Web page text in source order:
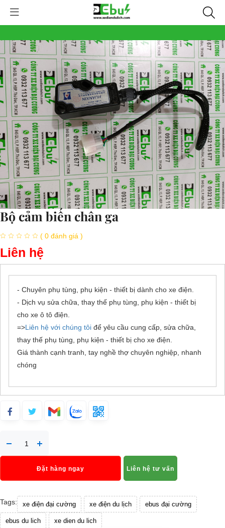
Bộ cảm biến chân ga
( 0 đánh giá )
Liên hệ
- Chuyên phụ tùng, phụ kiện - thiết bị dành cho xe điện.
- Dịch vụ sửa chữa, thay thế phụ tùng, phụ kiện - thiết bị
cho xe ô tô điện.
=>Liên hệ với chúng tôi để yêu cầu cung cấp, sửa chữa,
thay thế phụ tùng, phụ kiện - thiết bị cho xe điện.
Giá thành cạnh tranh, tay nghề thợ chuyên nghiệp, nhanh
chóng
Đặt hàng ngay Liên hệ tư vấn
Tags: xe điện đại cường xe điện du lịch ebus đại cường
ebus du lich xe dien du lich